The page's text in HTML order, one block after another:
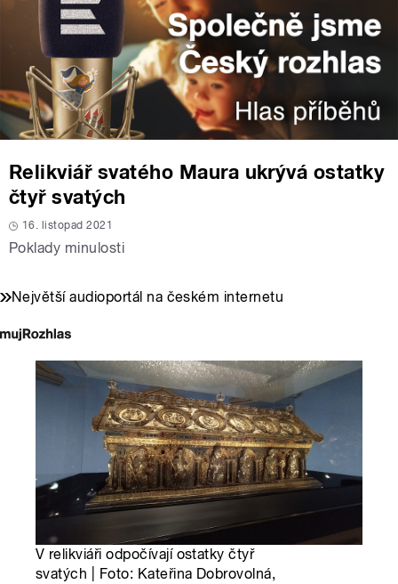
Relikviář svatého Maura ukrývá ostatky
čtyř svatých
16. listopad 2021
Poklady minulosti
Největší audioportál na českém internetu
V relikviáři odpočívají ostatky čtyř
svatých | Foto: Kateřina Dobrovolná,